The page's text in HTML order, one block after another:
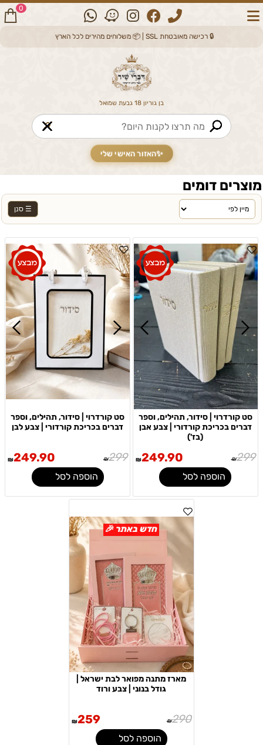
🔒 רכישה מאובטחת SSL | 📦 משלוחים מהירים לכל הארץ
בן גוריון 18 גבעת שמואל
🔎
✨האזור האישי שלי
0
מוצרים דומים
☰ סנן
סט קורדרוי | סידור, תהילים, וספר
דברים בכריכת קורדורי | צבע אבן
(בז')
₪299
₪249.90
הוספה לסל
סט קורדרוי | סידור, תהילים, וספר
דברים בכריכת קורדורי | צבע לבן
₪299
₪249.90
הוספה לסל
חדש באתר 🎉
מארז מתנה מפואר לבת ישראל |
גודל בנוני | צבע ורוד
₪290
₪259
הוספה לסל